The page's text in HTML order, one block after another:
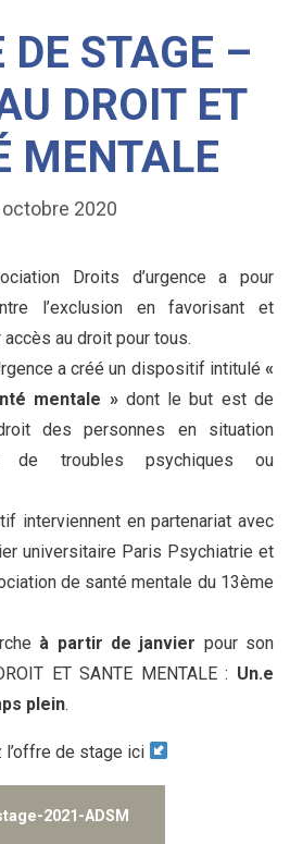
DE STAGE –
DROIT ET
MENTALE
2020
Droits d’urgence a pour
l’exclusion en favorisant et
au droit pour tous.
a créé un dispositif intitulé «
mentale »dont le but est de
des personnes en situation
de troubles psychiques ou
interviennent en partenariat avec
universitaire Paris Psychiatrie et
de santé mentale du 13ème
à partir de janvier pour son
ET SANTE MENTALE : Un.e
plein.
l’offre de stage ici
2021-ADSM